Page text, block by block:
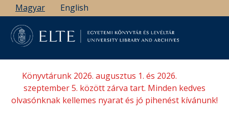
Ugrás
a
tartalomra
Magyar English
Könyvtárunk 2026. augusztus 1. és 2026.
szeptember 5. között zárva tart. Minden kedves
olvasónknak kellemes nyarat és jó pihenést kívánunk!